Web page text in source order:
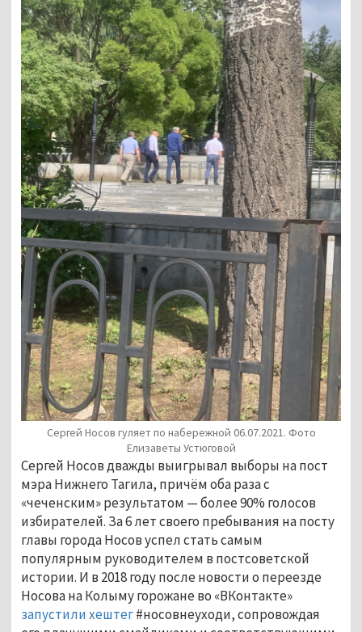
Сергей Носов гуляет по набережной 06.07.2021. Фото
Елизаветы Устюговой
Сергей Носов дважды выигрывал выборы на пост
мэра Нижнего Тагила, причём оба раза с
«чеченским» результатом — более 90% голосов
избирателей. За 6 лет своего пребывания на посту
главы города Носов успел стать самым
популярным руководителем в постсоветской
истории. И в 2018 году после новости о переезде
Носова на Колыму горожане во «ВКонтакте»
запустили хештег#носовнеуходи, сопровождая